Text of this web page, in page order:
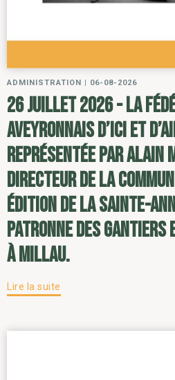
ADMINISTRATION | 06-08-2026
26 juillet 2026 - la
Aveyronnais d’ici et
représentée par Alain
directeur de la
édition de la Sainte-
patronne des gantiers
à Millau.
Lire la suite